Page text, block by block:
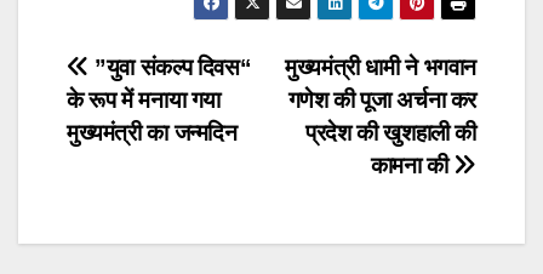
Post
navigation
मुख्यमंत्री धामी ने भगवान
गणेश की पूजा अर्चना कर
प्रदेश की खुशहाली की
कामना की
”युवा संकल्प दिवस“
के रूप में मनाया गया
मुख्यमंत्री का जन्मदिन